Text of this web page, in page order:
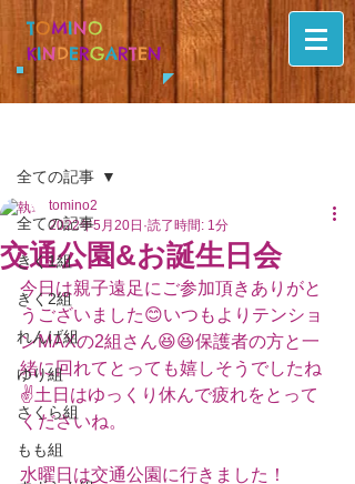
TOMINO
KINDERGARTEN
全ての記事
きく1組
きく2組
れんげ組
ゆり組
さくら組
もも組
全ての記事
交通公園&お誕生日会
tomino2
2022年5月20日 読了時間: 1分
今日は親子遠足にご参加頂きありがと
うございました😊いつもよりテンショ
ンMAXの2組さん😆😆保護者の方と一
緒に回れてとっても嬉しそうでしたね
✌️土日はゆっくり休んで疲れをとって
くださいね。
水曜日は交通公園に行きました！